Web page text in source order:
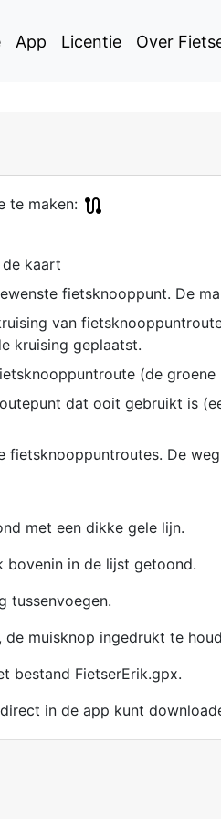
App Licentie Over
te maken:
de kaart
fietsknooppunt. De
van
kruising geplaatst.
(de
dat ooit gebruikt is
fietsknooppuntroutes. De
met een dikke gele lijn.
bovenin in de lijst getoond.
tussenvoegen.
muisknop ingedrukt te
bestand FietserErik.gpx.
in de app kunt